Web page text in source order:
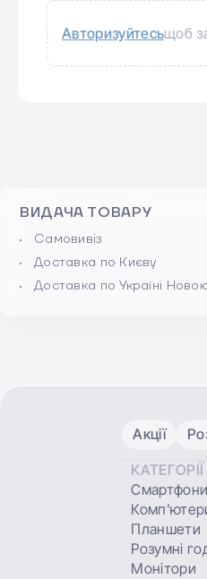
Авторизуйтесьщоб
ВИДАЧА ТОВАРУ
Самовивіз
Доставка по Києву
Доставка по Україні
Акції
КАТЕГОРІЇ
Смартфони
Планшети
Розумні
Монітори